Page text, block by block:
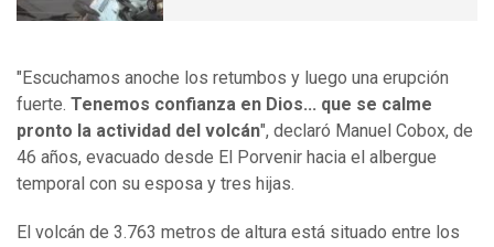
"Escuchamos anoche los retumbos y luego una erupción
fuerte. Tenemos confianza en Dios... que se calme
pronto la actividad del volcán", declaró Manuel Cobox, de
46 años, evacuado desde El Porvenir hacia el albergue
temporal con su esposa y tres hijas.
El volcán de 3.763 metros de altura está situado entre los